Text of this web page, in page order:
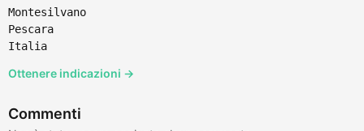
Montesilvano
Pescara
Italia
Ottenere indicazioni →
Commenti